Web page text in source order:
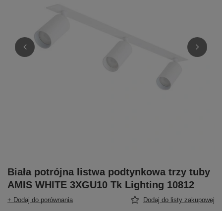
Biała potrójna listwa podtynkowa trzy tuby
AMIS WHITE 3XGU10 Tk Lighting 10812
+ Dodaj do porównania Dodaj do listy zakupowej